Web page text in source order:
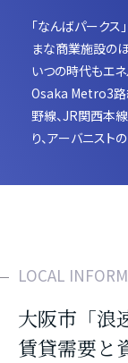
「なんばパークス
まな商業施設の
いつの時代もエネ
Osaka Metro3路
野線、JR関西本
り、アーバニスト
LOCAL
大阪市「浪
賃貸需要と